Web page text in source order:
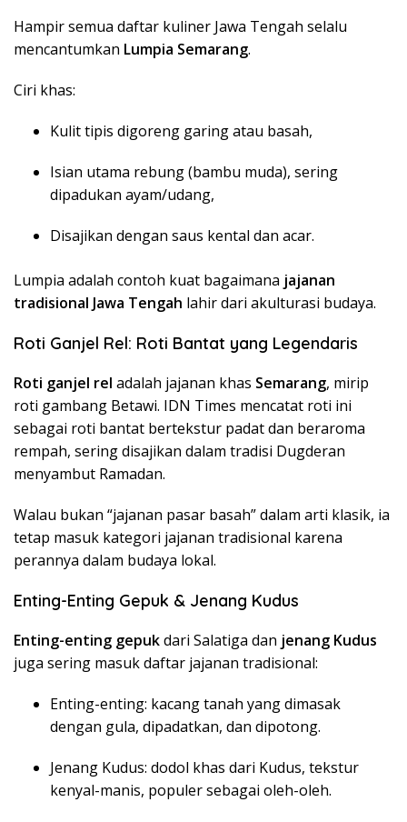
Hampir semua daftar kuliner Jawa Tengah selalu
mencantumkan Lumpia Semarang.
Ciri khas:
Kulit tipis digoreng garing atau basah,
Isian utama rebung (bambu muda), sering
dipadukan ayam/udang,
Disajikan dengan saus kental dan acar.
Lumpia adalah contoh kuat bagaimana jajanan
tradisional Jawa Tengah lahir dari akulturasi budaya.
Roti Ganjel Rel: Roti Bantat yang Legendaris
Roti ganjel rel adalah jajanan khas Semarang, mirip
roti gambang Betawi. IDN Times mencatat roti ini
sebagai roti bantat bertekstur padat dan beraroma
rempah, sering disajikan dalam tradisi Dugderan
menyambut Ramadan.
Walau bukan “jajanan pasar basah” dalam arti klasik, ia
tetap masuk kategori jajanan tradisional karena
perannya dalam budaya lokal.
Enting-Enting Gepuk & Jenang Kudus
Enting-enting gepukdari Salatiga dan jenang Kudus
juga sering masuk daftar jajanan tradisional:
Enting-enting: kacang tanah yang dimasak
dengan gula, dipadatkan, dan dipotong.
Jenang Kudus: dodol khas dari Kudus, tekstur
kenyal-manis, populer sebagai oleh-oleh.